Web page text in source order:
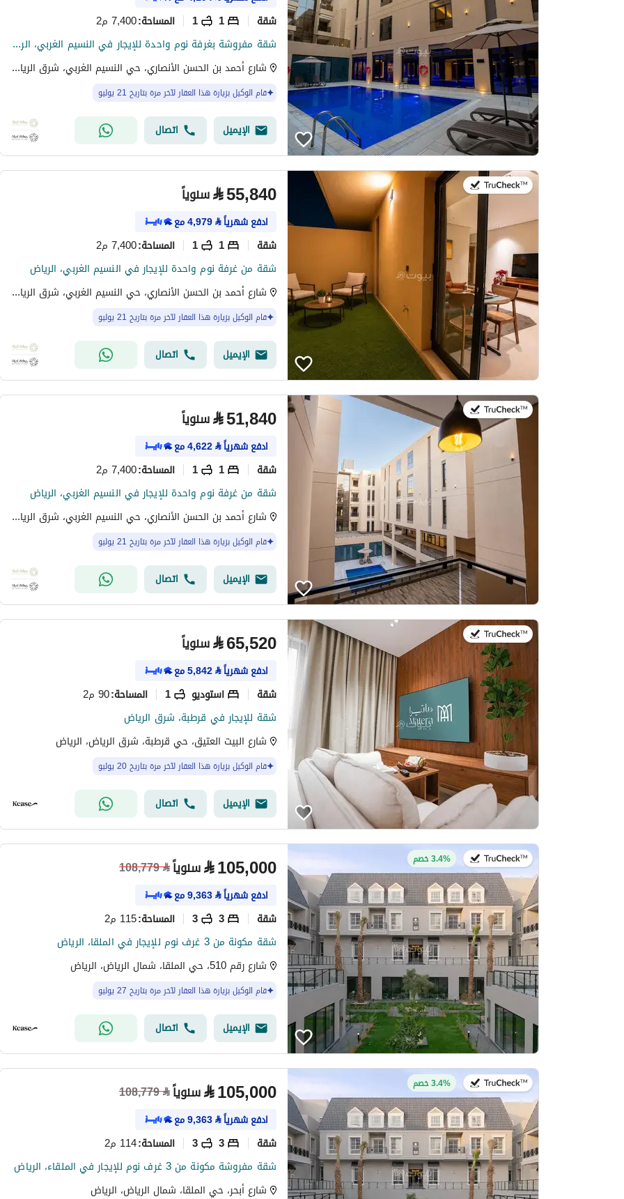
شقة 1
1 المساحة:7,400 م2
شقة مفروشة بغرفة نوم واحدة للإيجار في النسيم الغربي، الرياض
شارع أحمد بن الحسن الأنصاري، حي النسيم الغربي، شرق الرياض، الرياض
قام الوكيل بزيارة هذا العقار لآخر مرة بتاريخ 21 يوليو
الإيميل اتصال
في:21 يوليو 2026 ⃁55,840 سنوياً
ادفع شهرياً⃁
4,979مع
شقة 1
1 المساحة:7,400 م2
شقة من غرفة نوم واحدة للإيجار في النسيم الغربي، الرياض
شارع أحمد بن الحسن الأنصاري، حي النسيم الغربي، شرق الرياض، الرياض
قام الوكيل بزيارة هذا العقار لآخر مرة بتاريخ 21 يوليو
الإيميل اتصال
في:21 يوليو 2026 ⃁51,840 سنوياً
ادفع شهرياً⃁
4,622مع
شقة 1
1 المساحة:7,400 م2
شقة من غرفة نوم واحدة للإيجار في النسيم الغربي، الرياض
شارع أحمد بن الحسن الأنصاري، حي النسيم الغربي، شرق الرياض، الرياض
قام الوكيل بزيارة هذا العقار لآخر مرة بتاريخ 21 يوليو
الإيميل اتصال
في:20 يوليو 2026 ⃁65,520 سنوياً
ادفع شهرياً⃁
5,842مع
شقة استوديو 1 المساحة:90 م2
شقة للإيجار في قرطبة، شرق الرياض
شارع البيت العتيق، حي قرطبة، شرق الرياض، الرياض
قام الوكيل بزيارة هذا العقار لآخر مرة بتاريخ 20 يوليو
الإيميل اتصال
في:27 يوليو 20263.4% خصم ⃁105,000 سنوياً⃁
108,779
ادفع شهرياً⃁
9,363مع
شقة 3
3 المساحة:115 م2
شقة مكونة من 3 غرف نوم للإيجار في الملقا، الرياض
شارع رقم 510، حي الملقا، شمال الرياض، الرياض
قام الوكيل بزيارة هذا العقار لآخر مرة بتاريخ 27 يوليو
الإيميل اتصال
في:27 يوليو 20263.4% خصم ⃁105,000 سنوياً⃁
108,779
ادفع شهرياً⃁
9,363مع
شقة 3
3 المساحة:114 م2
شقة مفروشة مكونة من 3 غرف نوم للإيجار في الملقاء، الرياض
شارع أبحر، حي الملقا، شمال الرياض، الرياض